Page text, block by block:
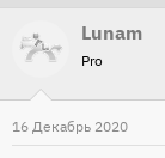
Lunam
Pro
16 Декабрь 2020